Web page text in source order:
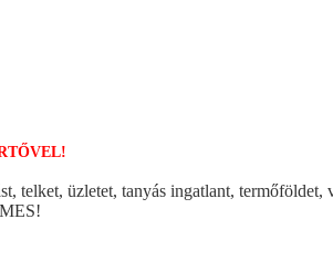
telket, üzletet, tanyás ingatlant,